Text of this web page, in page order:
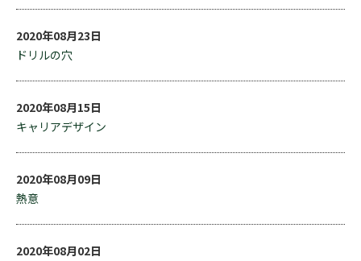
2020年08月23日
ドリルの穴
2020年08月15日
キャリアデザイン
2020年08月09日
熱意
2020年08月02日